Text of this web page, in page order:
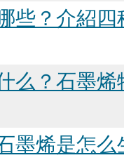
些？介紹
么？石墨
墨烯是怎